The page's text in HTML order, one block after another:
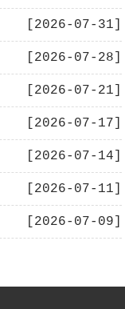
[2026-07-31]
[2026-07-28]
[2026-07-21]
[2026-07-17]
[2026-07-14]
[2026-07-11]
[2026-07-09]